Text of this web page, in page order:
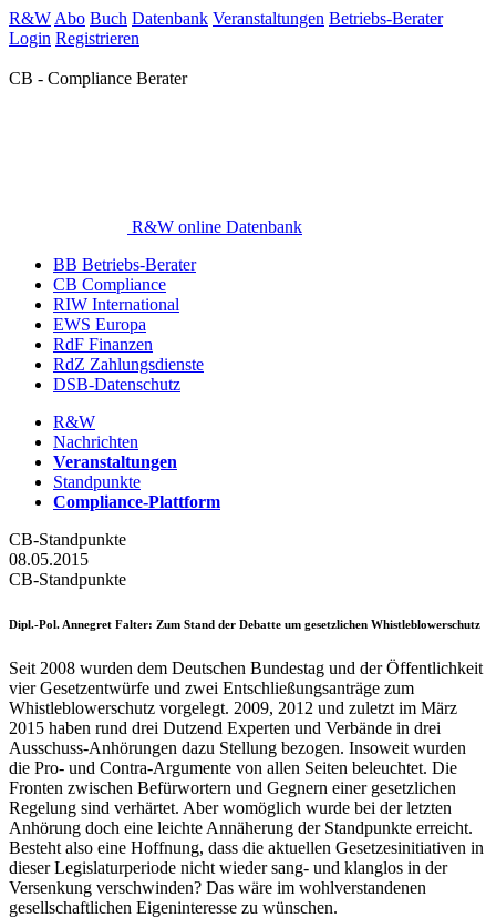
R&W Abo Buch Datenbank Veranstaltungen Betriebs-Berater
Login Registrieren
CB - Compliance Berater
R&W online Datenbank
BB Betriebs-Berater
CB Compliance
RIW International
EWS Europa
RdF Finanzen
RdZ Zahlungsdienste
DSB-Datenschutz
R&W
Nachrichten
Veranstaltungen
Standpunkte
Compliance-Plattform
CB-Standpunkte
08.05.2015
CB-Standpunkte
Dipl.-Pol. Annegret Falter: Zum Stand der Debatte um gesetzlichen Whistleblowerschutz
Seit 2008 wurden dem Deutschen Bundestag und der Öffentlichkeit
vier Gesetzentwürfe und zwei Entschließungsanträge zum
Whistleblowerschutz vorgelegt. 2009, 2012 und zuletzt im März
2015 haben rund drei Dutzend Experten und Verbände in drei
Ausschuss-Anhörungen dazu Stellung bezogen. Insoweit wurden
die Pro- und Contra-Argumente von allen Seiten beleuchtet. Die
Fronten zwischen Befürwortern und Gegnern einer gesetzlichen
Regelung sind verhärtet. Aber womöglich wurde bei der letzten
Anhörung doch eine leichte Annäherung der Standpunkte erreicht.
Besteht also eine Hoffnung, dass die aktuellen Gesetzesinitiativen in
dieser Legislaturperiode nicht wieder sang- und klanglos in der
Versenkung verschwinden? Das wäre im wohlverstandenen
gesellschaftlichen Eigeninteresse zu wünschen.